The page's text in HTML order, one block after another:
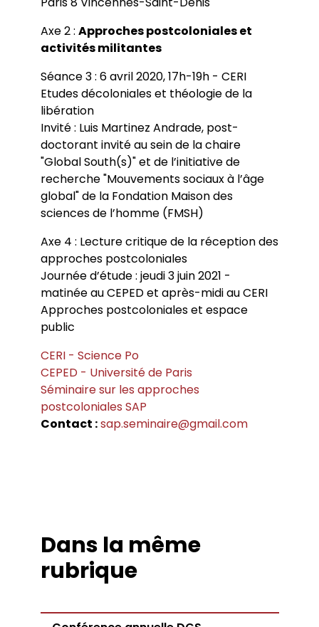
Axe 2 : Approches postcoloniales et
activités militantes
Séance 3 : 6 avril 2020, 17h-19h - CERI
Etudes décoloniales et théologie de la
libération
Invité : Luis Martinez Andrade, post-
doctorant invité au sein de la chaire
"Global South(s)" et de l’initiative de
recherche "Mouvements sociaux à l’âge
global" de la Fondation Maison des
sciences de l’homme (FMSH)
Axe 4 : Lecture critique de la réception des
approches postcoloniales
Journée d’étude : jeudi 3 juin 2021 -
matinée au CEPED et après-midi au CERI
Approches postcoloniales et espace
public
CERI - Science Po
CEPED - Université de Paris
Séminaire sur les approches
postcoloniales SAP
Contact :sap.seminaire@gmail.com
Dans la même
rubrique